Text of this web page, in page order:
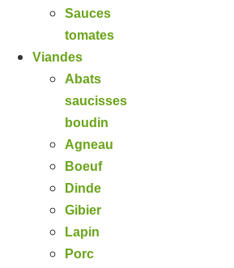
Sauces
tomates
Viandes
Abats
saucisses
boudin
Agneau
Boeuf
Dinde
Gibier
Lapin
Porc